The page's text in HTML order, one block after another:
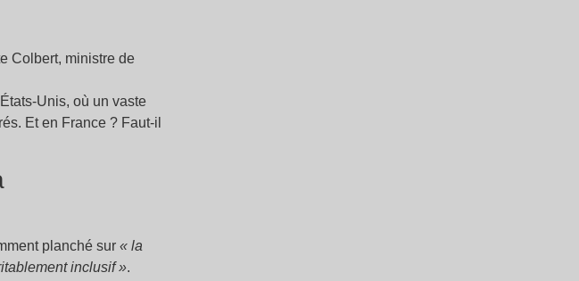
Colbert, ministre de
Unis, où un vaste
Et en France ? Faut-il
planché sur « la
inclusif ».